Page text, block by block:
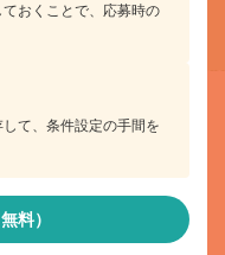
おくことで、応募時の
て、条件設定の手間を
料）